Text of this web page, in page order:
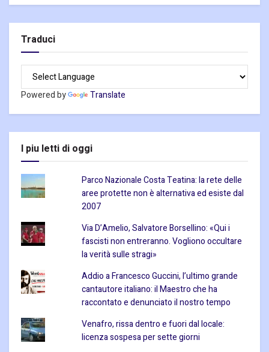
Traduci
Powered by Translate
I piu letti di oggi
Parco Nazionale Costa Teatina: la rete delle
aree protette non è alternativa ed esiste dal
2007
Via D’Amelio, Salvatore Borsellino: «Qui i
fascisti non entreranno. Vogliono occultare
la verità sulle stragi»
Addio a Francesco Guccini, l’ultimo grande
cantautore italiano: il Maestro che ha
raccontato e denunciato il nostro tempo
Venafro, rissa dentro e fuori dal locale:
licenza sospesa per sette giorni